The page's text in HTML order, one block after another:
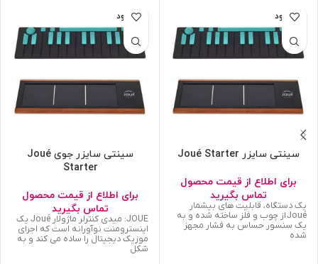
ناموجود
سینتی سایزر Joué Starter
برای اطلاع از قیمت محصول
تماس بگیرید
یک دستگاه، قابلیت های بیشمار
Joué از چوب و فلز ساخته شده و به
یک سنسور حساس به فشار مجهز
شده
ناموجود
سینتی سایزر جوی Joué
Starter
برای اطلاع از قیمت محصول
تماس بگیرید
JOUÉ: میدی کنترلر ماژولار Joué یک
اینسترومنت نوآورانه است که اجرای
موزیک دیجیتال را ساده می کند و به
شکل